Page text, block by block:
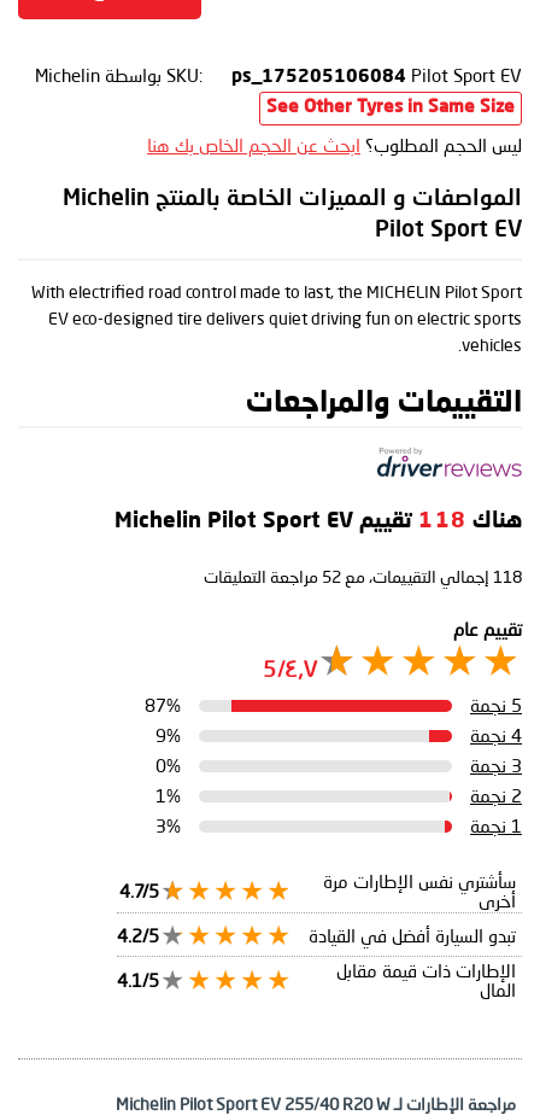
SKU: ps_175205106084 Pilot Sport EV بواسطة Michelin
See Other Tyres in Same Size
ليس الحجم المطلوب؟ ابحث عن الحجم الخاص بك هنا
المواصفات و المميزات الخاصة بالمنتج Michelin
Pilot Sport EV
With electrified road control made to last, the MICHELIN Pilot Sport
EV eco-designed tire delivers quiet driving fun on electric sports
vehicles.
التقييمات والمراجعات
هناك 118 تقييم Michelin Pilot Sport EV
118 إجمالي التقييمات، مع 52 مراجعة التعليقات
تقييم عام
٤٫٧/5
5 نجمة
87%
4 نجمة
9%
3 نجمة
0%
2 نجمة
1%
1 نجمة
3%
سأشتري نفس الإطارات مرة
أخرى
4.7/5
تبدو السيارة أفضل في القيادة
4.2/5
الإطارات ذات قيمة مقابل
المال
4.1/5
مراجعة الإطارات لـ Michelin Pilot Sport EV 255/40 R20 W